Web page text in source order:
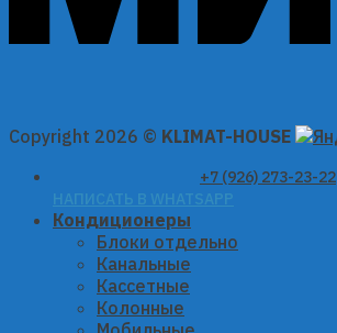
Copyright 2026 © KLIMAT-HOUSE
+7 (926) 273-23-22
НАПИСАТЬ В WHATSAPP
Кондиционеры
Блоки отдельно
Канальные
Кассетные
Колонные